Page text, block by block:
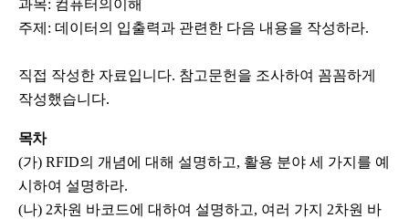
과목: 컴퓨터의이해
주제: 데이터의 입출력과 관련한 다음 내용을 작성하라.
직접 작성한 자료입니다. 참고문헌을 조사하여 꼼꼼하게
작성했습니다.
목차
(가) RFID의 개념에 대해 설명하고, 활용 분야 세 가지를 예
시하여 설명하라.
(나) 2차원 바코드에 대하여 설명하고, 여러 가지 2차원 바